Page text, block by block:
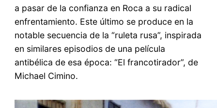
a pasar de la confianza en Roca a su radical
enfrentamiento. Este último se produce en la
notable secuencia de la “ruleta rusa”, inspirada
en similares episodios de una película
antibélica de esa época: “El francotirador”, de
Michael Cimino.